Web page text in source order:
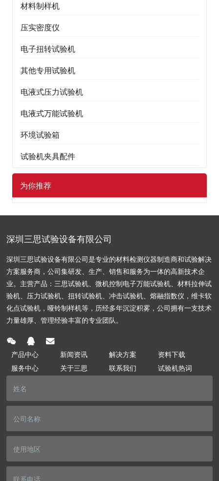
材料制样机
压实密度仪
电子扭转试验机
其他专用试验机
电液式压力试验机
电液式万能试验机
环境试验箱
试验机夹具配件
为你推荐
深圳三思试验设备有限公司
深圳三思试验设备有限公司是专业的材料检测仪器制造商和试验解决
方案服务商，公司集研发、生产、销售和服务为一体的高新技术企
业。主营产品：三思试验机、微机控制电子万能试验机、材料拉伸试
验机、压力试验机、扭转试验机、冲击试验机、熔融指数仪，维卡软
化点试验机，哑铃制样机等，历经多年沉淀积雾，公司拥有一支技术
力量雄厚、管理经验丰富的专业团队。
产品中心 新闻资讯 解决方案
资料下载
服务中心
关于三思 联系我们 试验机热词